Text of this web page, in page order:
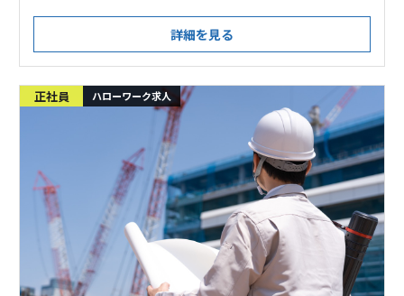
詳細を見る
正社員 ハローワーク求人